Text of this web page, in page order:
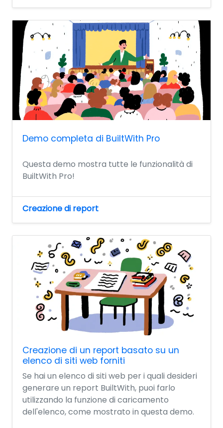
Demo completa di BuiltWith Pro
Questa demo mostra tutte le funzionalità di
BuiltWith Pro!
Creazione di report
Creazione di un report basato su un
elenco di siti web forniti
Se hai un elenco di siti web per i quali desideri
generare un report BuiltWith, puoi farlo
utilizzando la funzione di caricamento
dell'elenco, come mostrato in questa demo.